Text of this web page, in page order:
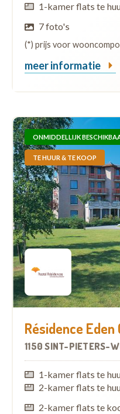
1-kamer flats te
7 foto's
(*) prijs voor
meer informatie
ONMIDDELLIJK
TE HUUR & TE KOOP
Résidence Eden
1150 SINT-PIETERS-
1-kamer flats te
2-kamer flats te
2-kamer flats te